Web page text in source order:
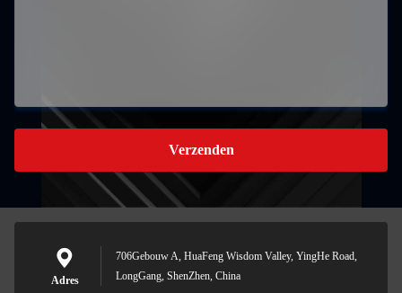
Verzenden
Adres
706Gebouw A, HuaFeng Wisdom Valley, YingHe Road,
LongGang, ShenZhen, China